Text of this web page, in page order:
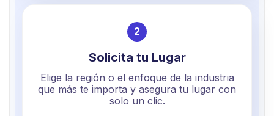
2
Solicita tu Lugar
Elige la región o el enfoque de la industria
que más te importa y asegura tu lugar con
solo un clic.